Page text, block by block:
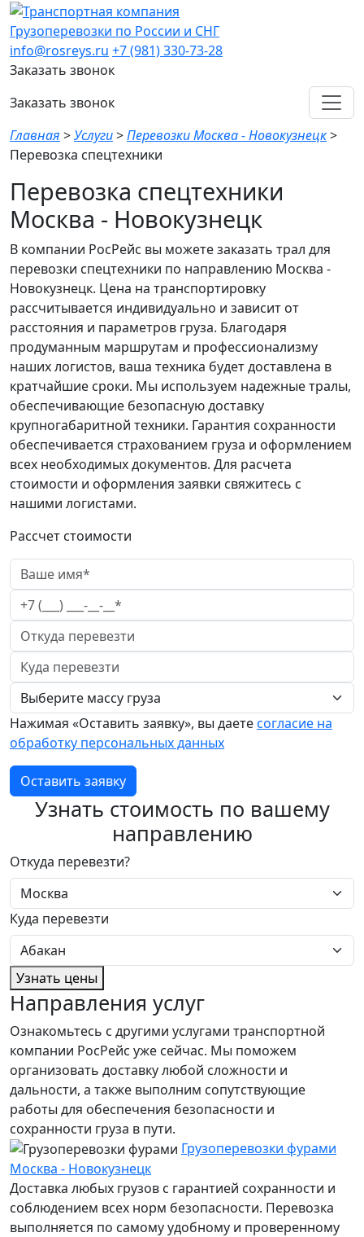
Грузоперевозки по России и СНГ
info@rosreys.ru +7 (981) 330-73-28
Заказать звонок
Заказать звонок
Главная >Услуги>Перевозки Москва - Новокузнецк>
Перевозка спецтехники
Перевозка спецтехники
Москва - Новокузнецк
В компании РосРейс вы можете заказать трал для
перевозки спецтехники по направлению Москва -
Новокузнецк. Цена на транспортировку
рассчитывается индивидуально и зависит от
расстояния и параметров груза. Благодаря
продуманным маршрутам и профессионализму
наших логистов, ваша техника будет доставлена в
кратчайшие сроки. Мы используем надежные тралы,
обеспечивающие безопасную доставку
крупногабаритной техники. Гарантия сохранности
обеспечивается страхованием груза и оформлением
всех необходимых документов. Для расчета
стоимости и оформления заявки свяжитесь с
нашими логистами.
Рассчет стоимости
Нажимая «Оставить заявку», вы даетесогласие на
обработку персональных данных
Оставить заявку
Узнать стоимость по вашему
направлению
Откуда перевезти?
Куда перевезти
Узнать цены
Направления услуг
Ознакомьтесь с другими услугами транспортной
компании РосРейс уже сейчас. Мы поможем
организовать доставку любой сложности и
дальности, а также выполним сопутствующие
работы для обеспечения безопасности и
сохранности груза в пути.
Грузоперевозки фурами
Москва - Новокузнецк
Доставка любых грузов с гарантией сохранности и
соблюдением всех норм безопасности. Перевозка
выполняется по самому удобному и проверенному